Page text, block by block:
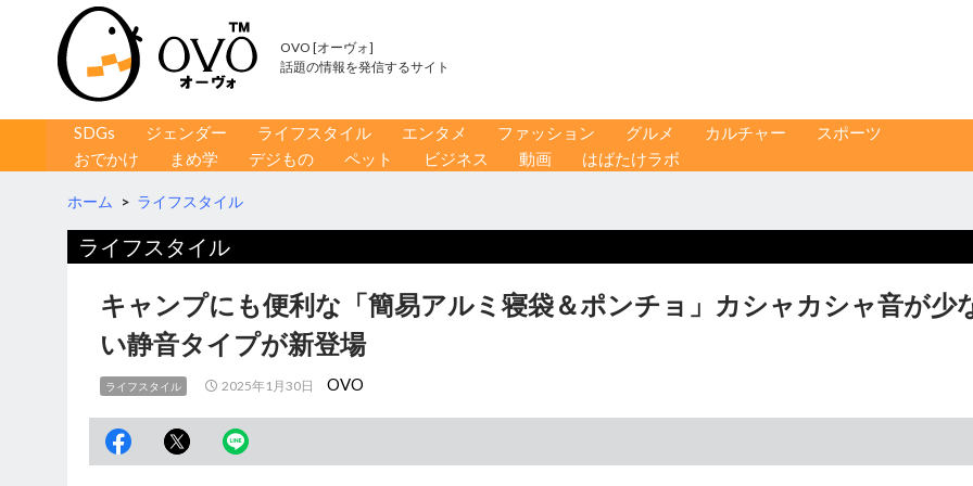
OVO [オーヴォ]
話題の情報を発信するサイト
コンテンツへ移動
SDGs ジェンダー ライフスタイル エンタメ ファッション グルメ カルチャー
スポーツ
おでかけ
まめ学 デジもの ペット ビジネス 動画 はばたけラボ
ホーム > ライフスタイル
ライフスタイル
キャンプにも便利な「簡易アルミ寝袋＆ポンチョ」カシャカシャ音が少
い静音タイプが新登場
ライフスタイル 2025年1月30日 OVO